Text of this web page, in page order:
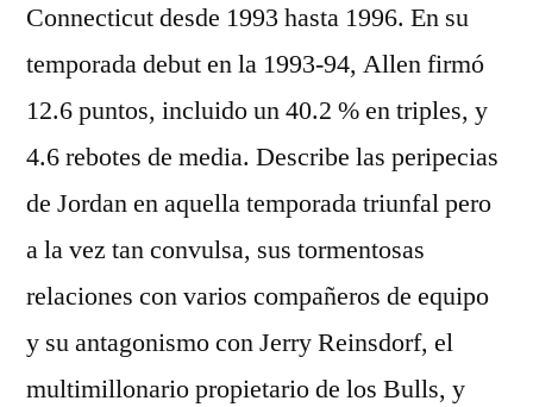
Connecticut desde 1993 hasta 1996. En su
temporada debut en la 1993-94, Allen firmó
12.6 puntos, incluido un 40.2 % en triples, y
4.6 rebotes de media. Describe las peripecias
de Jordan en aquella temporada triunfal pero
a la vez tan convulsa, sus tormentosas
relaciones con varios compañeros de equipo
y su antagonismo con Jerry Reinsdorf, el
multimillonario propietario de los Bulls, y